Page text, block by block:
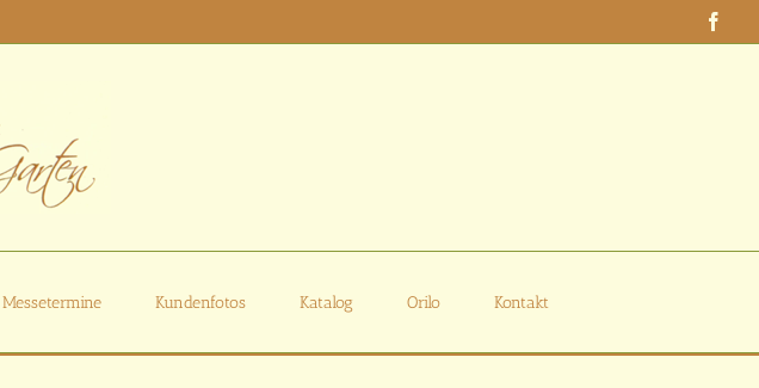
Messetermine Kundenfotos Katalog Orilo Kontakt